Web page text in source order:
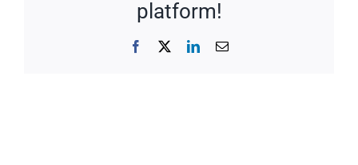
platform!
Facebook LinkedIn
E-